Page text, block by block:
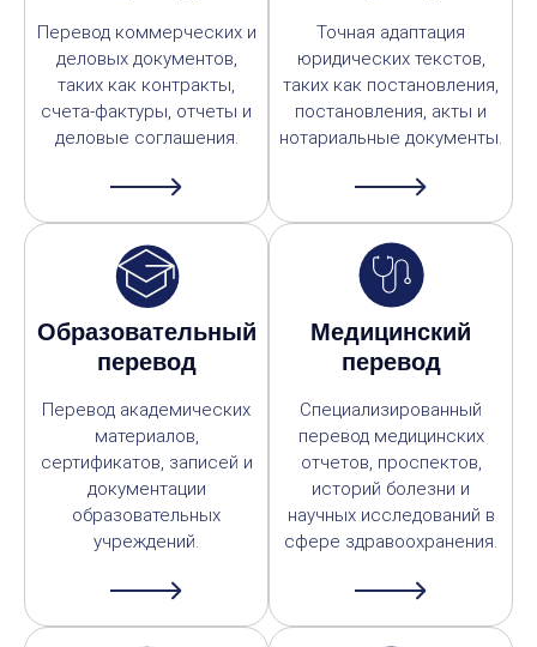
Перевод коммерческих и
деловых документов,
таких как контракты,
счета-фактуры, отчеты и
деловые соглашения.
Точная адаптация
юридических текстов,
таких как постановления,
постановления, акты и
нотариальные документы.
Образовательный
перевод
Перевод академических
материалов,
сертификатов, записей и
документации
образовательных
учреждений.
Медицинский
перевод
Специализированный
перевод медицинских
отчетов, проспектов,
историй болезни и
научных исследований в
сфере здравоохранения.